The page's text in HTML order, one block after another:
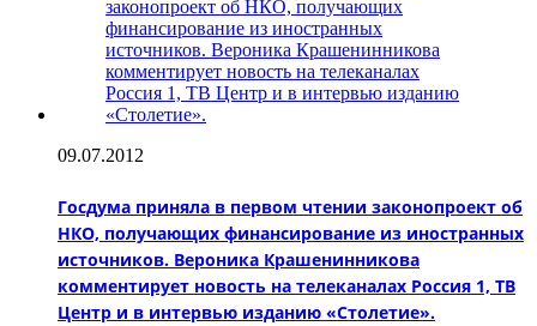
09.07.2012
Госдума приняла в первом чтении законопроект об
НКО, получающих финансирование из иностранных
источников. Вероника Крашенинникова
комментирует новость на телеканалах Россия 1, ТВ
Центр и в интервью изданию «Столетие».